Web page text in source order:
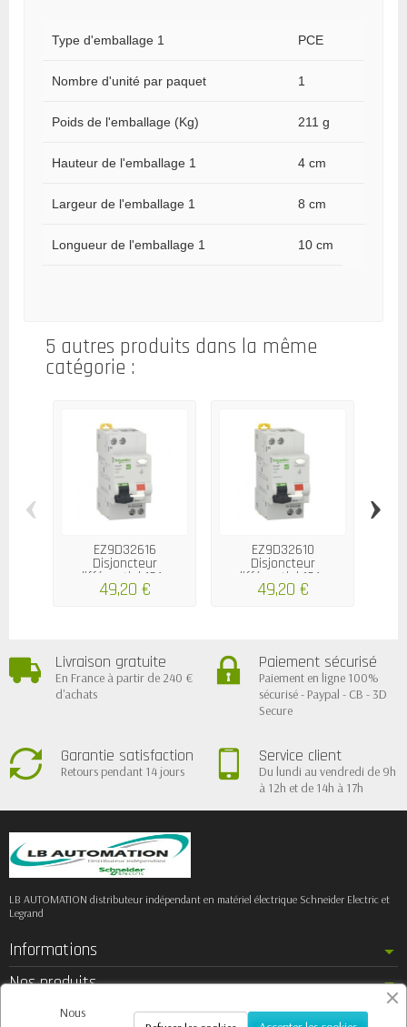
Type d'emballage 1 PCE
Nombre d'unité par paquet 1
Poids de l'emballage (Kg) 211 g
Hauteur de l'emballage 1 4 cm
Largeur de l'emballage 1 8 cm
Longueur de l'emballage 1 10 cm
5 autres produits dans la même
catégorie :
EZ9D32616
Disjoncteur
différentiel 16A...
49,20 €
EZ9D32610
Disjoncteur
différentiel 10A...
49,20 €
‹ ›
Livraison gratuite
En France à partir de 240 €
d'achats
Paiement sécurisé
Paiement en ligne 100%
sécurisé - Paypal - CB - 3D
Secure
Garantie satisfaction
Retours pendant 14 jours
Service client
Du lundi au vendredi de 9h
à 12h et de 14h à 17h
LB AUTOMATION distributeur indépendant en matériel électrique Schneider Electric et
Legrand
Informations
Nos produits
Notre société
Nous